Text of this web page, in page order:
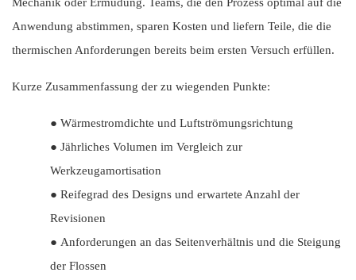
Mechanik oder Ermüdung. Teams, die den Prozess optimal auf die
Anwendung abstimmen, sparen Kosten und liefern Teile, die die
thermischen Anforderungen bereits beim ersten Versuch erfüllen.
Kurze Zusammenfassung der zu wiegenden Punkte:
● Wärmestromdichte und Luftströmungsrichtung
● Jährliches Volumen im Vergleich zur
Werkzeugamortisation
● Reifegrad des Designs und erwartete Anzahl der
Revisionen
● Anforderungen an das Seitenverhältnis und die Steigung
der Flossen